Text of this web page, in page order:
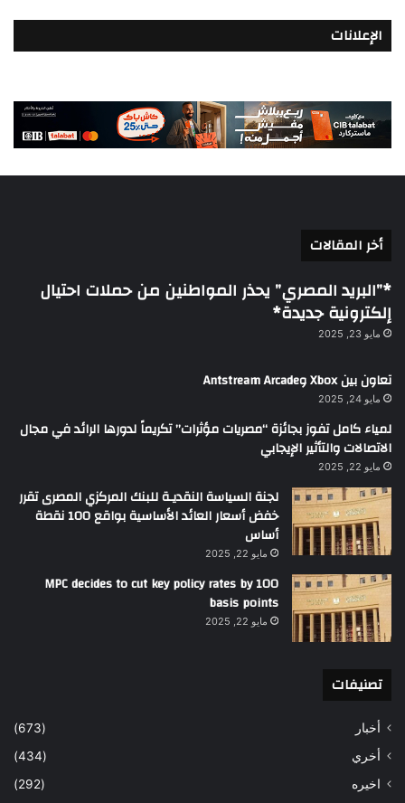
الإعلانات
أخر المقالات
*”البريد المصري” يحذر المواطنين من حملات احتيال
إلكترونية جديدة*
مايو 23, 2025
تعاون بين Xbox وAntstream Arcade
مايو 24, 2025
لمياء كامل تفوز بجائزة “مصريات مؤثرات” تكريماً لدورها الرائد في مجال
الاتصالات والتأثير الإيجابي
مايو 22, 2025
لجنة السياسة النقديـة للبنك المركزي المصرى تقرر
خفض أسعار العائد الأساسية بواقع 100 نقطة
أساس
مايو 22, 2025
MPC decides to cut key policy rates by 100
basis points
مايو 22, 2025
تصنيفات
أخبار
(673)
أخري
(434)
اخيره
(292)